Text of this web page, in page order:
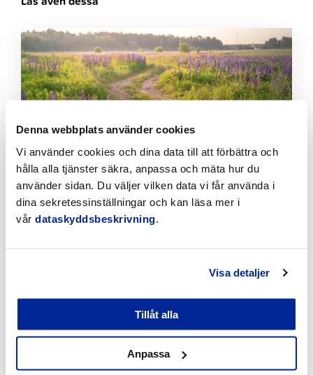
Denna webbplats använder cookies
Vi använder cookies och dina data till att förbättra och
hålla alla tjänster säkra, anpassa och mäta hur du
använder sidan. Du väljer vilken data vi får använda i
dina sekretessinställningar och kan läsa mer i
vår dataskyddsbeskrivning
Visa detaljer
Tillåt alla
Anpassa
Klicka
för
att
läsa
artikeln
Bekämpningen av invasiva växter fortskrider
planenligt i Jakobstad
artikeln